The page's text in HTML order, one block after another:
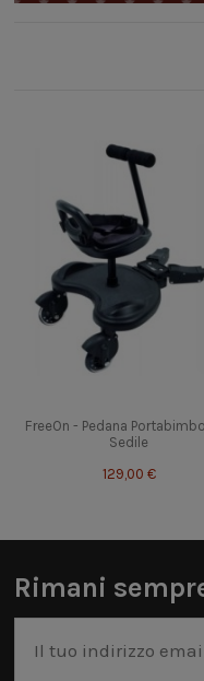
FreeOn - Pedana
Sedile
129,00 €
Rimani